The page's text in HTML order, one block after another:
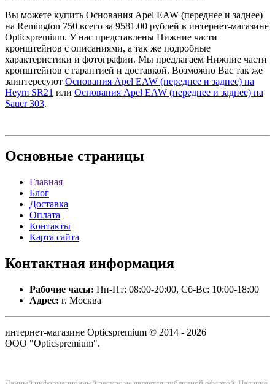
Вы можете купить Основания Apel EAW (переднее и заднее)
на Remington 750 всего за 9581.00 рублей в интернет-магазине
Opticspremium. У нас представлены Нижние части
кронштейнов с описаниями, а так же подробные
характеристики и фотографии. Мы предлагаем Нижние части
кронштейнов с гарантией и доставкой. Возможно Вас так же
заинтересуют Основания Apel EAW (переднее и заднее) на
Heym SR21 или Основания Apel EAW (переднее и заднее) на
Sauer 303.
Основные страницы
Главная
Блог
Доставка
Оплата
Контакты
Карта сайта
Контактная информация
Рабочие часы: Пн-Пт: 08:00-20:00, Сб-Вс: 10:00-18:00
Адрес: г. Москва
интернет-магазине Opticspremium © 2014 - 2026
ООО "Opticspremium".